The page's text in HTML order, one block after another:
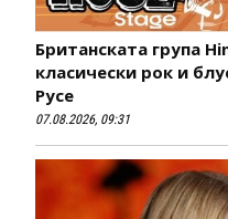
Британската група
класически рок и
Русе
07.08.2026, 09:31